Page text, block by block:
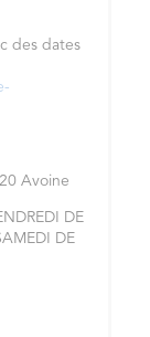
des dates
Avoine
DE
DE